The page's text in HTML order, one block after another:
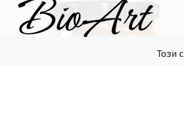
Този